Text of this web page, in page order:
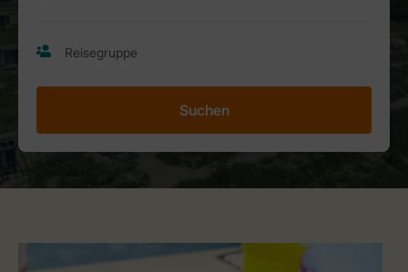
Suchen